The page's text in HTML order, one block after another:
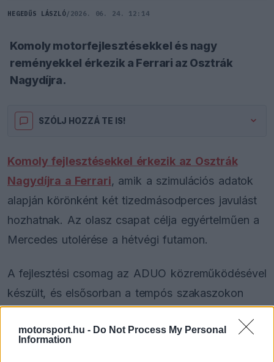
motorsport.hu - Do Not Process My Personal
Information
HEGEDŰS LÁSZLÓ/ 2026. 06. 24. 12:14
Komoly motorfejlesztésekkel és nagy
reményekkel érkezik a Ferrari az Osztrák
Nagydíjra.
SZÓLJ HOZZÁ TE IS!
Komoly fejlesztésekkel érkezik az Osztrák
Nagydíjra a Ferrari, amik a szimulációs adatok
alapján körönként két tizedmásodperces javulást
hozhatnak. Az olasz csapat célja egyértelműen a
Mercedes utolérése a hétvégi futamon.
A fejlesztési csomag az ADUO közreműködésével
készült, és elsősorban a tempós szakaszokon
motorrészlegét irányító Enrico Gualtieri szerint